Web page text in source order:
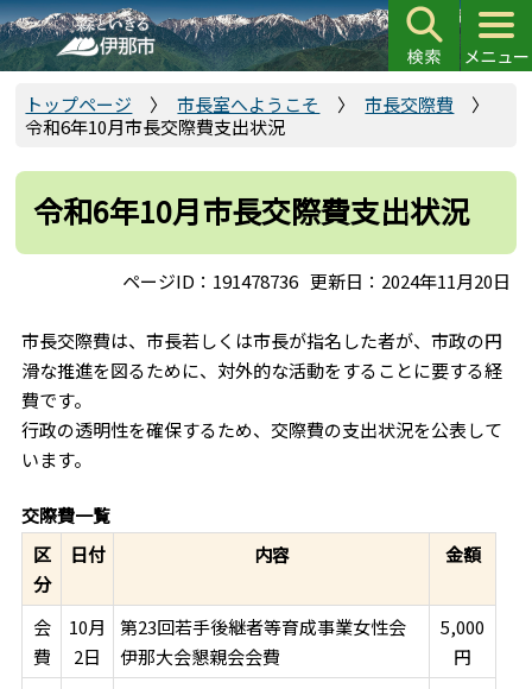
こ
の
ペ
で
トップページ 市長室へようこそ
市長交際費
令和6年10月市長交際費支出状況
令和6年10月市長交際費支出状況
ページID：191478736 更新日：2024年11月20日
市長交際費は、市長若しくは市長が指名した者が、市政の円
滑な推進を図るために、対外的な活動をすることに要する経
費です。
行政の透明性を確保するため、交際費の支出状況を公表して
います。
交際費一覧
区
分
日付 内容 金額
会
費
10月
2日
第23回若手後継者等育成事業女性会
伊那大会懇親会会費
5,000
円